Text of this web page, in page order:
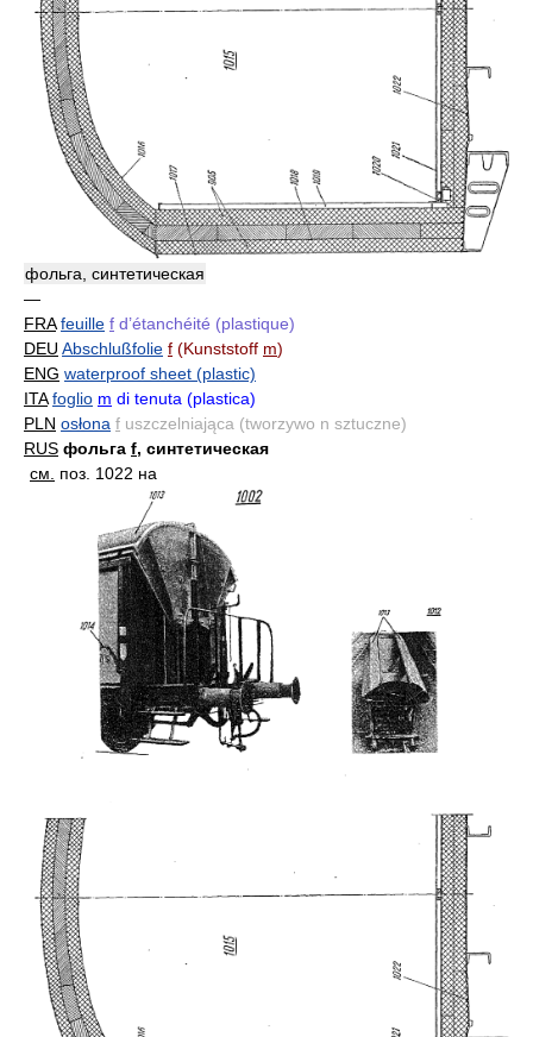
фольга, синтетическая
—
FRA feuille f d’étanchéité (plastique)
DEU Abschlußfolie f (Kunststoff m)
ENG waterproof sheet (plastic)
ITA foglio m di tenuta (plastica)
PLN osłona f uszczelniająca (tworzywo n sztuczne)
RUS фольга f, синтетическая
см. поз. 1022 на